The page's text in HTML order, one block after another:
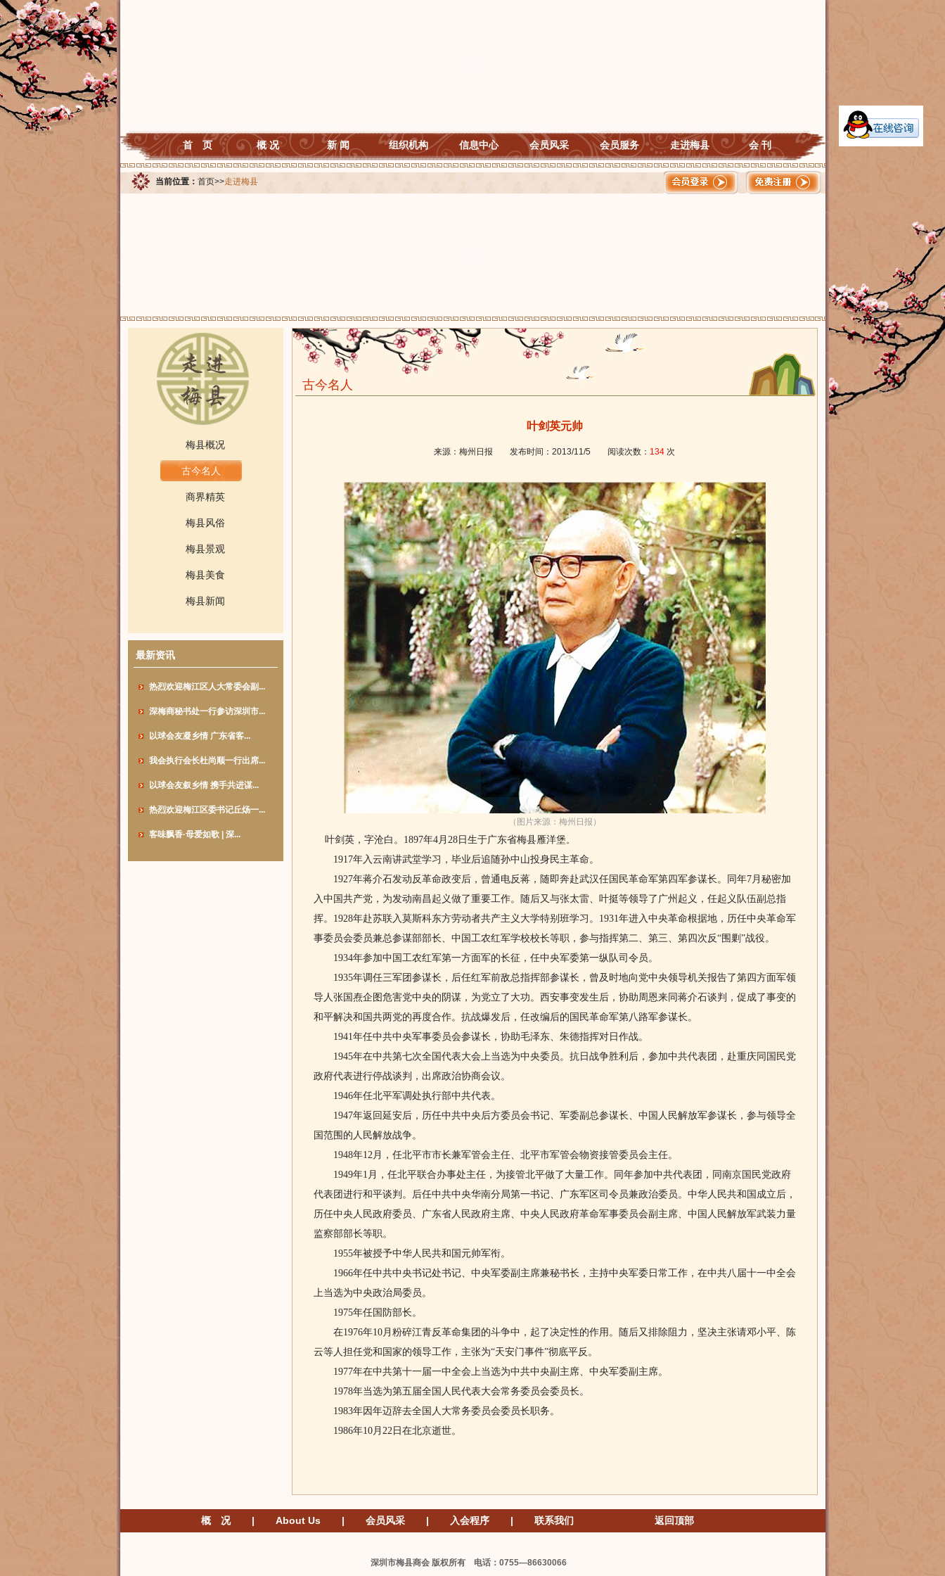
首 页 概 况 新 闻 组织机构 信息中心 会员风采 会员服务 走进梅县 会 刊
当前位置： 首页>>走进梅县
梅县概况
古今名人
商界精英
梅县风俗
梅县景观
梅县美食
梅县新闻
最新资讯
热烈欢迎梅江区人大常委会副...
深梅商秘书处一行参访深圳市...
以球会友凝乡情 广东省客...
我会执行会长杜尚顺一行出席...
以球会友叙乡情 携手共进谋...
热烈欢迎梅江区委书记丘炀一...
客味飘香·母爱如歌 | 深...
古今名人
叶剑英元帅
来源： 梅州日报 发布时间： 2013/11/5 阅读次数： 134 次
（图片来源：梅州日报）
叶剑英， 字沧白。 1897年4月28日生于广东省梅县雁洋堡。
1917年入云南讲武堂学习，毕业后追随孙中山投身民主革命。
1927年蒋介石发动反革命政变后，曾通电反蒋，随即奔赴武汉任国民革命军第四军参谋长。同年7月秘密加
入中国共产党，为发动南昌起义做了重要工作。随后又与张太雷、叶挺等领导了广州起义，任起义队伍副总指
挥。1928年赴苏联入莫斯科东方劳动者共产主义大学特别班学习。1931年进入中央革命根据地，历任中央革命军
事委员会委员兼总参谋部部长、中国工农红军学校校长等职，参与指挥第二、第三、第四次反“围剿”战役。
1934年参加中国工农红军第一方面军的长征，任中央军委第一纵队司令员。
1935年调任三军团参谋长，后任红军前敌总指挥部参谋长，曾及时地向党中央领导机关报告了第四方面军领
导人张国焘企图危害党中央的阴谋，为党立了大功。西安事变发生后，协助周恩来同蒋介石谈判，促成了事变的
和平解决和国共两党的再度合作。抗战爆发后，任改编后的国民革命军第八路军参谋长。
1941年任中共中央军事委员会参谋长，协助毛泽东、朱德指挥对日作战。
1945年在中共第七次全国代表大会上当选为中央委员。抗日战争胜利后，参加中共代表团，赴重庆同国民党
政府代表进行停战谈判，出席政治协商会议。
1946年任北平军调处执行部中共代表。
1947年返回延安后，历任中共中央后方委员会书记、军委副总参谋长、中国人民解放军参谋长，参与领导全
国范围的人民解放战争。
1948年12月，任北平市市长兼军管会主任、北平市军管会物资接管委员会主任。
1949年1月，任北平联合办事处主任，为接管北平做了大量工作。同年参加中共代表团，同南京国民党政府
代表团进行和平谈判。后任中共中央华南分局第一书记、广东军区司令员兼政治委员。中华人民共和国成立后，
历任中央人民政府委员、广东省人民政府主席、中央人民政府革命军事委员会副主席、中国人民解放军武装力量
监察部部长等职。
1955年被授予中华人民共和国元帅军衔。
1966年任中共中央书记处书记、中央军委副主席兼秘书长，主持中央军委日常工作，在中共八届十一中全会
上当选为中央政治局委员。
1975年任国防部长。
在1976年10月粉碎江青反革命集团的斗争中，起了决定性的作用。随后又排除阻力，坚决主张请邓小平、陈
云等人担任党和国家的领导工作，主张为“天安门事件”彻底平反。
1977年在中共第十一届一中全会上当选为中共中央副主席、中央军委副主席。
1978年当选为第五届全国人民代表大会常务委员会委员长。
1983年因年迈辞去全国人大常务委员会委员长职务。
1986年10月22日在北京逝世。
概 况 | About Us | 会员风采 | 入会程序 | 联系我们 返回顶部
深圳市梅县商会 版权所有 电话：0755—86630066